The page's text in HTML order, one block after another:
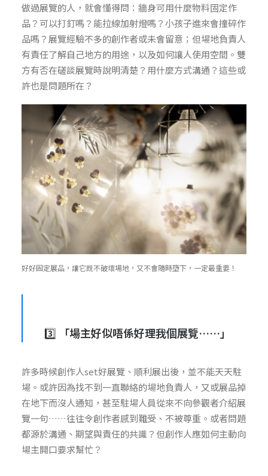
做過展覽的人，就會懂得問：牆身可用什麼物料固定作
品？可以打釘嗎？能拉線加射燈嗎？小孩子進來會撞碎作
品嗎？展覽經驗不多的創作者或未會留意；但場地負責人
有責任了解自己地方的用途，以及如何讓人使用空間。雙
方有否在磋談展覽時說明清楚？用什麼方式溝通？這些或
許也是問題所在？
好好固定展品，讓它既不破壞場地，又不會隨時墮下，一定最重要！
3️⃣ 「場主好似唔係好理我個展覽……」
許多時候創作人set好展覽、順利展出後，並不能天天駐
場。或許因為找不到一直聯絡的場地負責人，又或展品掉
在地下而沒人通知，甚至駐場人員從來不向參觀者介紹展
覽一句……往往令創作者感到難受、不被尊重。或者問題
都源於溝通、期望與責任的共識？但創作人應如何主動向
場主開口要求幫忙？